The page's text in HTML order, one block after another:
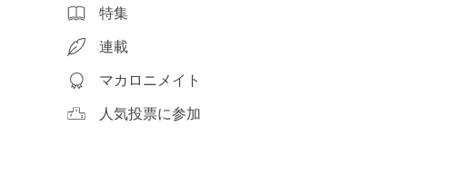
特集
連載
マカロニメイト
人気投票に参加